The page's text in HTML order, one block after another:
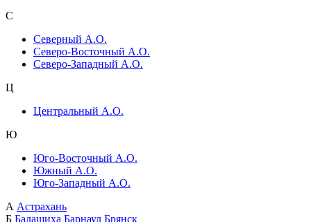
С
Северный А.О.
Северо-Восточный А.О.
Северо-Западный А.О.
Ц
Центральный А.О.
Ю
Юго-Восточный А.О.
Южный А.О.
Юго-Западный А.О.
А Астрахань
Б Балашиха Барнаул Брянск